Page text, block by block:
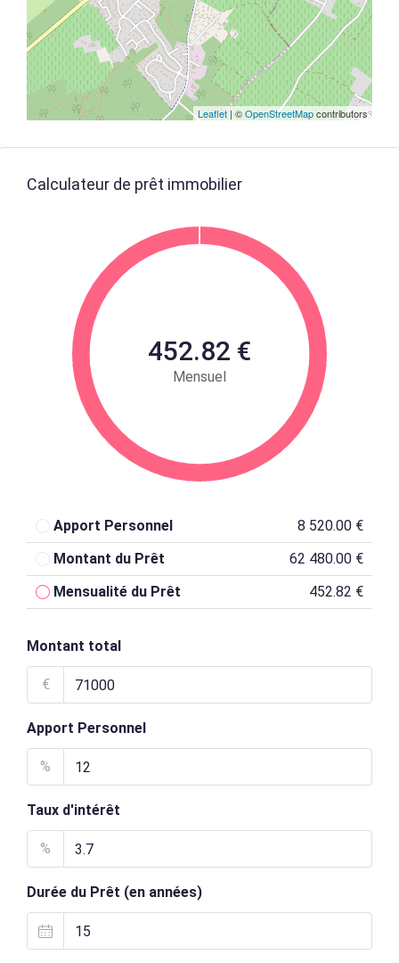
Leaflet| ©OpenStreetMapcontributors
Calculateur de prêt immobilier
452.82 €
Mensuel
Apport Personnel
8 520.00 €
Montant du Prêt
62 480.00 €
Mensualité du Prêt
452.82 €
Montant total
€
Apport Personnel
%
Taux d'intérêt
%
Durée du Prêt (en années)